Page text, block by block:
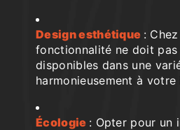
Design esthétique :
fonctionnalité ne doit
disponibles dans une
harmonieusement à votre
Écologie : Opter pour un